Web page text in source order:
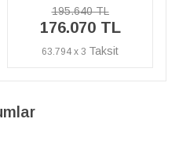
106.760 TL
96.090 TL
34.815 x 3